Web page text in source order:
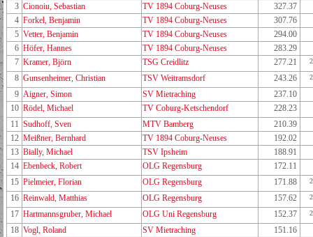
3 Cionoiu, Sebastian TV 1894 Coburg-Neuses
327.37
4 Forkel, Benjamin TV 1894 Coburg-Neuses
307.76
5 Vetter, Benjamin TV 1894 Coburg-Neuses
294.00
6 Höfer, Hannes TV 1894 Coburg-Neuses
283.29
7 Kramer, Björn TSG Creidlitz 277.21 2
8 Gunsenheimer, Christian TSV Weitramsdorf 243.26 2
9 Aigner, Simon SV Mietraching
237.10
10 Rödel, Michael TV Coburg-Ketschendorf
228.23
11 Sudhoff, Sven MTV Bamberg
210.39
12 Meißner, Bernhard TV 1894 Coburg-Neuses
192.02
13 Bially, Michael TSV Ipsheim
188.91
14 Ebenbeck, Robert OLG Regensburg
172.11
15 Pielmeier, Florian OLG Regensburg 171.88 2
16 Reinwald, Matthias OLG Regensburg 157.62 2
17 Hartmannsgruber, Michael OLG Uni Regensburg 152.37 2
18 Vogl, Roland SV Mietraching
151.16